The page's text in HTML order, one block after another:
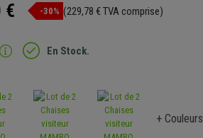
€ -30% (229,78 € TVA comprise)
En Stock.
+ Couleurs